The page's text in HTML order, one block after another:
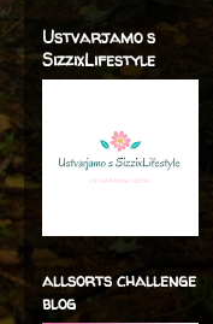
Ustvarjamo s
SizzixLifestyle
allsorts challenge
blog